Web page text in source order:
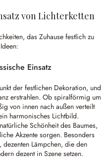
von Lichterketten
das Zuhause festlich zu
Einsatz
der festlichen Dekoration, und
erstrahlen. Ob spiralförmig um
von innen nach außen verteilt
harmonisches Lichtbild.
Schönheit des Baumes,
Akzente sorgen. Besonders
Lämpchen, die den
dezent in Szene setzen.